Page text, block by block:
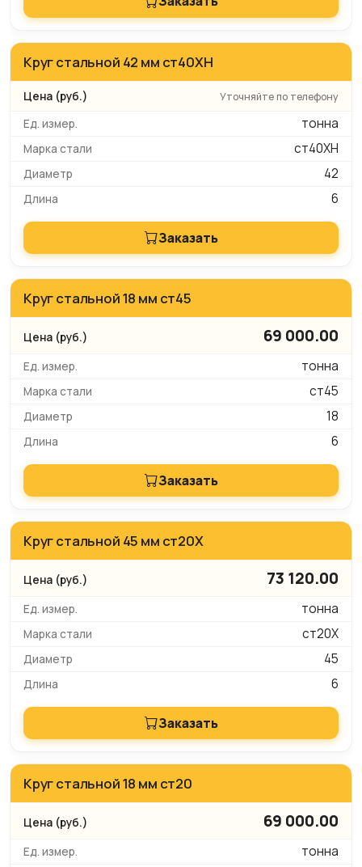
Круг стальной 42 мм ст40ХН
Уточняйте по телефону
тонна
ст40ХН
42
6
Заказать
Круг стальной 18 мм ст45
69 000.00
тонна
ст45
18
6
Заказать
Круг стальной 45 мм ст20Х
73 120.00
тонна
ст20Х
45
6
Заказать
Круг стальной 18 мм ст20
69 000.00
тонна